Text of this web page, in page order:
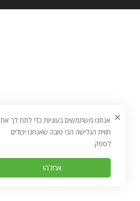
אנחנו משתמשים בעוגיות כדי לתת לך את
חווית הגלישה הכי טובה שאנחנו יכולים
לספק.
אחלה!